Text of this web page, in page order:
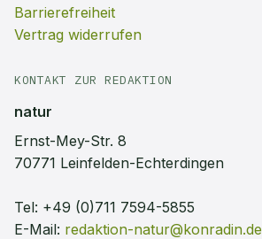
Barrierefreiheit
Vertrag widerrufen
KONTAKT ZUR REDAKTION
natur
Ernst-Mey-Str. 8
70771 Leinfelden-Echterdingen
Tel: +49 (0)711 7594-5855
E-Mail: redaktion-natur@konradin.de